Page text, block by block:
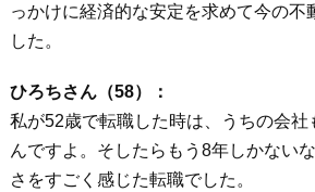
っかけに経済的な安定を求めて今の不
した。
ひろちさん（58）：
私が52歳で転職した時は、うちの会社
んですよ。そしたらもう8年しかない
さをすごく感じた転職でした。